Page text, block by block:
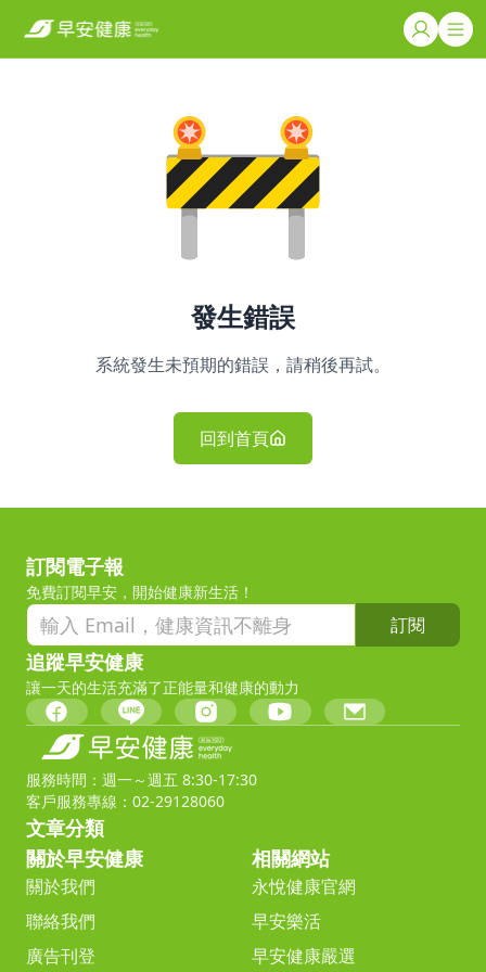
發生錯誤
系統發生未預期的錯誤，請稍後再試。
回到首頁
訂閱電子報
免費訂閱早安，開始健康新生活！
訂閱
追蹤早安健康
讓一天的生活充滿了正能量和健康的動力
服務時間：週一～週五 8:30-17:30
客戶服務專線：02-29128060
文章分類
關於早安健康
關於我們
聯絡我們
廣告刊登
相關網站
永悅健康官網
早安樂活
早安健康嚴選